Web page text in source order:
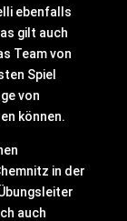
ebenfalls
gilt auch
Team von
Spiel
von
können.
in der
auch